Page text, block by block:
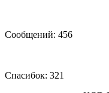
Сообщений: 456
Спасибок: 321